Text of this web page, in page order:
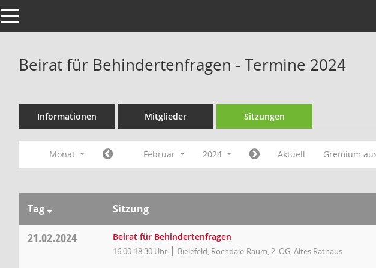
Toggle navigation
Beirat für Behindertenfragen - Termine 2024
Informationen Mitglieder Sitzungen
Monat Februar 2024 Aktuell Gremium
Tag Sitzung
21.02.2024 Beirat für Behindertenfragen
16:00-18:30 Uhr Bielefeld, Rochdale-Raum, 2. OG, Altes Rathaus